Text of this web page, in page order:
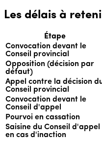
Les délais à
Étape
Convocation devant le
Conseil provincial
Opposition (décision par
défaut)
Appel contre la décision
Conseil provincial
Convocation devant le
Conseil d'appel
Pourvoi en cassation
Saisine du Conseil d'appel
en cas d'inaction